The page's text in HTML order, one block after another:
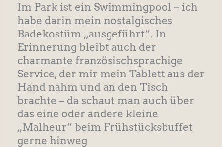
Im Park ist ein Swimmingpool – ich
habe darin mein nostalgisches
Badekostüm „ausgeführt“. In
Erinnerung bleibt auch der
charmante französischsprachige
Service, der mir mein Tablett aus der
Hand nahm und an den Tisch
brachte – da schaut man auch über
das eine oder andere kleine
„Malheur“ beim Frühstücksbuffet
gerne hinweg